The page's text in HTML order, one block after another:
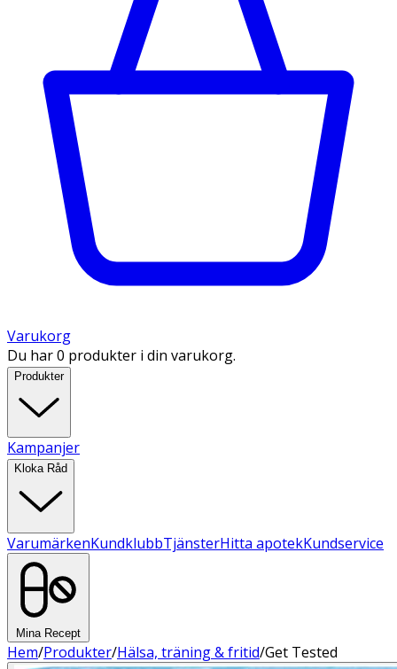
Varukorg
Du har 0 produkter i din varukorg.
Produkter
Kampanjer
Kloka Råd
VarumärkenKundklubbTjänsterHitta apotekKundservice
Mina Recept
Hem/Produkter/Hälsa, träning & fritid/Get Tested